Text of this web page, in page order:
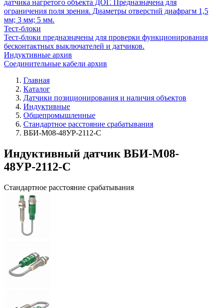
датчика нагретого объекта ДОГ. Предназначена для
ограничения поля зрения. Диаметры отверстий диафрагм 1,5
мм; 3 мм; 5 мм.
Тест-блоки
Тест-блоки предназначены для проверки функционирования
бесконтактных выключателей и датчиков.
Индуктивные архив
Соединительные кабели архив
Главная
Каталог
Датчики позиционирования и наличия объектов
Индуктивные
Общепромышленные
Стандартное расстояние срабатывания
ВБИ-М08-48УР-2112-С
Индуктивный датчик ВБИ-М08-
48УР-2112-С
Стандартное расстояние срабатывания